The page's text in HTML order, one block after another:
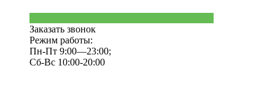
Заказать звонок
Режим работы:
Пн-Пт 9:00—23:00;
Сб-Вс 10:00-20:00